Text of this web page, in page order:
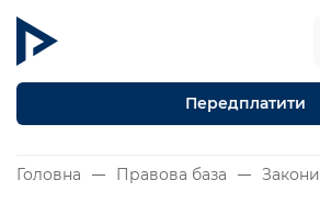
Передплатити
Головна Правова база Закони